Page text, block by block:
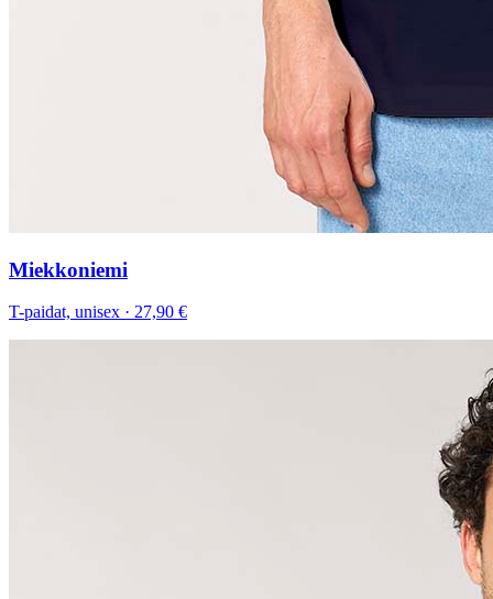
Miekkoniemi
T-paidat, unisex · 27,90 €